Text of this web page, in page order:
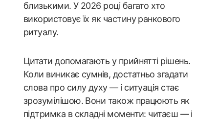
близькими. У 2026 році багато хто
використовує їх як частину ранкового
ритуалу.
Цитати допомагають у прийнятті рішень.
Коли виникає сумнів, достатньо згадати
слова про силу духу — і ситуація стає
зрозумілішою. Вони також працюють як
підтримка в складні моменти: читаєш — і